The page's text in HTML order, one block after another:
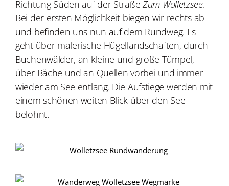
Richtung Süden auf der Straße Zum Wolletzsee.
Bei der ersten Möglichkeit biegen wir rechts ab
und befinden uns nun auf dem Rundweg. Es
geht über malerische Hügellandschaften, durch
Buchenwälder, an kleine und große Tümpel,
über Bäche und an Quellen vorbei und immer
wieder am See entlang. Die Aufstiege werden mit
einem schönen weiten Blick über den See
belohnt.